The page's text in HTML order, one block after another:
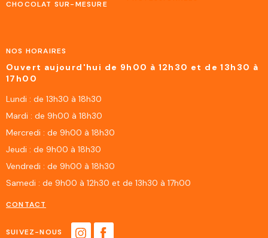
CHOCOLAT SUR-MESURE
NOS HORAIRES
Ouvert aujourd'hui de 9h00 à 12h30 et de 13h30 à
17h00
Lundi : de 13h30 à 18h30
Mardi : de 9h00 à 18h30
Mercredi : de 9h00 à 18h30
Jeudi : de 9h00 à 18h30
Vendredi : de 9h00 à 18h30
Samedi : de 9h00 à 12h30 et de 13h30 à 17h00
CONTACT
SUIVEZ-NOUS